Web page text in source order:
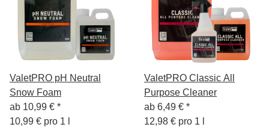
ValetPRO pH Neutral
Snow Foam
ab 10,99 € *
10,99 € pro 1 l
ValetPRO Classic All
Purpose Cleaner
ab 6,49 € *
12,98 € pro 1 l